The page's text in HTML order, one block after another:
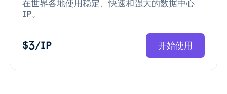
在世界各地使用稳定、快速和强大的数据中心
IP。
$3/IP 开始使用